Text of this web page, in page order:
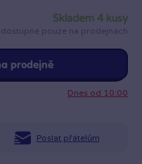
skladem 4 kusy
dostupné pouze na prodejnách
prodejně
Dnes od 10:00
Poslat přátelům